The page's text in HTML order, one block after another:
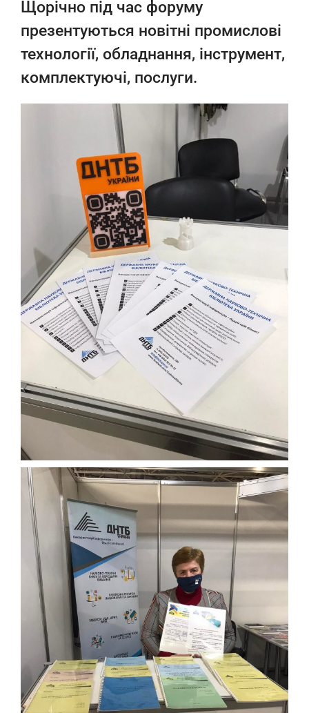
Щорічно під час форуму
презентуються новітні промислові
технології, обладнання, інструмент,
комплектуючі, послуги.